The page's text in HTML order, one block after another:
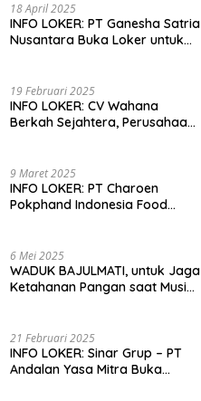
18 April 2025
INFO LOKER: PT Ganesha Satria
Nusantara Buka Loker untuk
19 Februari 2025
INFO LOKER: CV Wahana
Berkah Sejahtera, Perusahaan
9 Maret 2025
INFO LOKER: PT Charoen
Pokphand Indonesia Food
6 Mei 2025
WADUK BAJULMATI, untuk Jaga
Ketahanan Pangan saat Musim
21 Februari 2025
INFO LOKER: Sinar Grup – PT
Andalan Yasa Mitra Buka